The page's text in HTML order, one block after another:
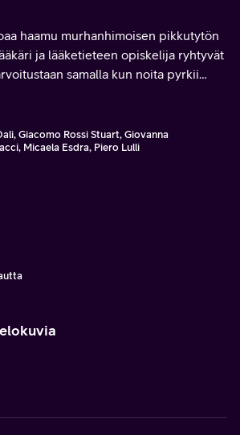
haamu murhanhimoisen pikkutytön
ja lääketieteen opiskelija ryhtyvät
samalla kun noita pyrkii
Giacomo Rossi Stuart, Giovanna
Micaela Esdra, Piero Lulli